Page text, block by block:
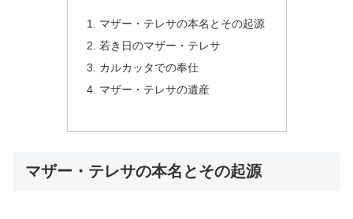
マザー・テレサの本名とその起源
若き日のマザー・テレサ
カルカッタでの奉仕
マザー・テレサの遺産
マザー・テレサの本名とその起源